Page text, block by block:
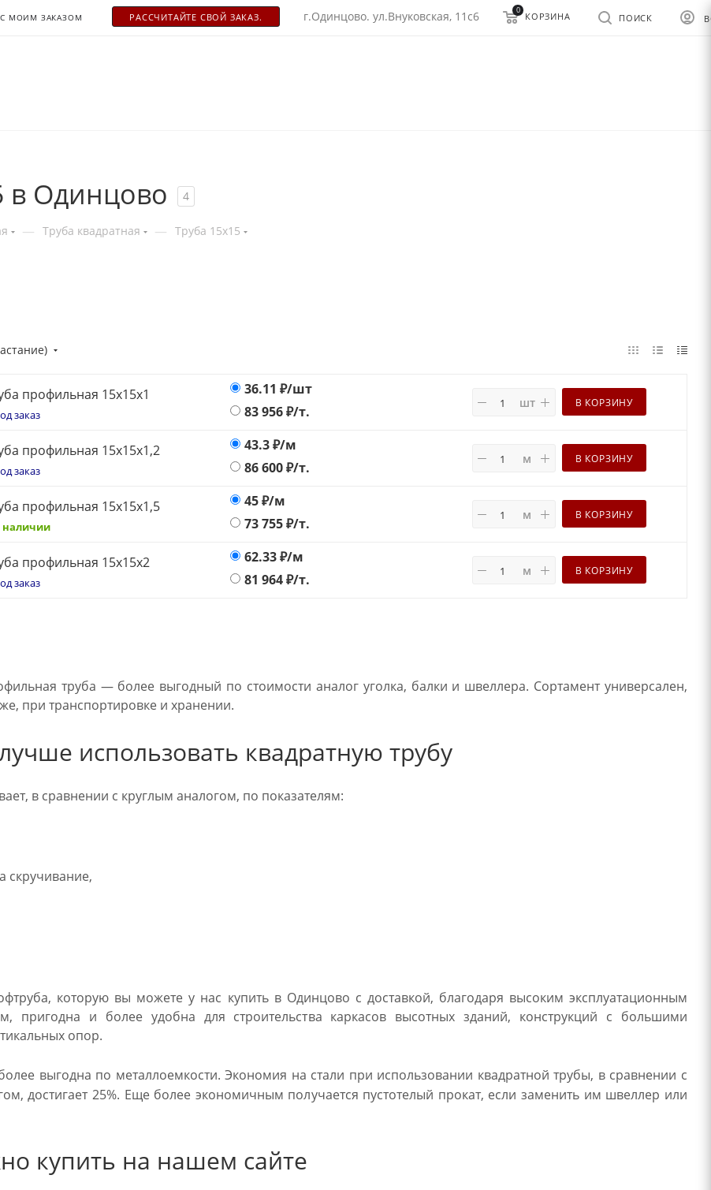
МОИМ ЗАКАЗОМ РАСCЧИТАЙТЕ СВОЙ ЗАКАЗ. г.Одинцово. ул.Внуковская, 11с6 ПОИСК
0
КОРЗИНА
в Одинцово 4
— Труба квадратная — Труба 15x15
профильная 15х15х1
заказ
36.11 ₽/шт
83 956₽/т.
шт В КОРЗИНУ
профильная 15х15х1,2
заказ
43.3₽/м
86 600₽/т.
м В КОРЗИНУ
профильная 15х15х1,5
наличии
45₽/м
73 755₽/т.
м В КОРЗИНУ
профильная 15х15х2
заказ
62.33₽/м
81 964₽/т.
м В КОРЗИНУ
труба — более выгодный по стоимости аналог уголка, балки и швеллера. Сортамент универсален,
при транспортировке и хранении.
использовать квадратную трубу
в сравнении с круглым аналогом, по показателям:
скручивание,
которую вы можете у нас купить в Одинцово с доставкой, благодаря высоким эксплуатационным
пригодна и более удобна для строительства каркасов высотных зданий, конструкций с большими
опор.
выгодна по металлоемкости. Экономия на стали при использовании квадратной трубы, в сравнении с
достигает 25%. Еще более экономичным получается пустотелый прокат, если заменить им швеллер или
купить на нашем сайте